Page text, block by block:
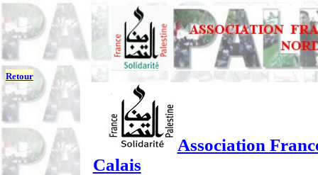
Retour
Association
Calais